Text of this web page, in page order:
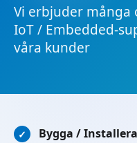
Vi erbjuder många
IoT / Embedded-
våra kunder
✓ Bygga /